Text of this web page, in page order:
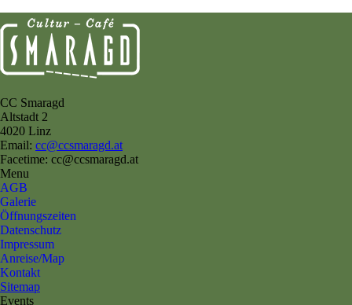
CC Smaragd
Altstadt 2
4020 Linz
Email: cc@ccsmaragd.at
Facetime: cc@ccsmaragd.at
Menu
AGB
Galerie
Öffnungszeiten
Datenschutz
Impressum
Anreise/Map
Kontakt
Sitemap
Events